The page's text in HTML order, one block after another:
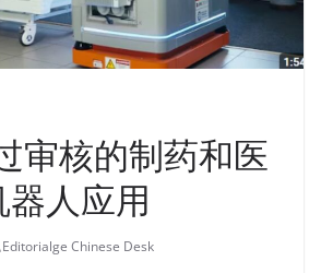
审核的制药和医
人应用
Editorialge Chinese Desk